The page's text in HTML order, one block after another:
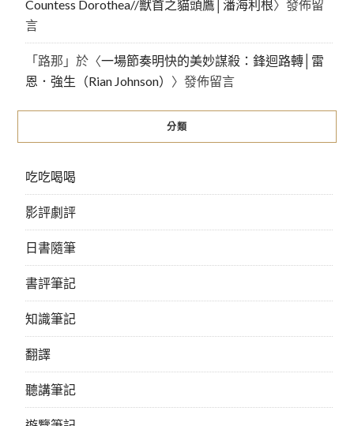
Countess Dorothea//獸首之貓頭鷹│潘海利根〉發佈留
言
「路那 」於〈一場節奏明快的美妙謀殺：鋒迴路轉│雷
恩．強生（Rian Johnson） 〉發佈留言
分類
吃吃喝喝
影評劇評
日書隨筆
書評筆記
知識筆記
翻譯
聽講筆記